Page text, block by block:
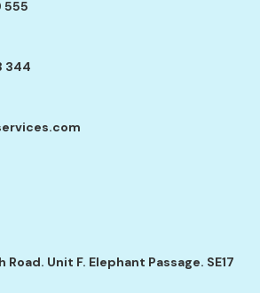
555
344
Road. Unit F. Elephant Passage. SE17